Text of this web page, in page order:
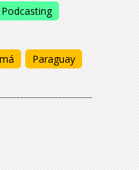
Podcasting
Paraguay